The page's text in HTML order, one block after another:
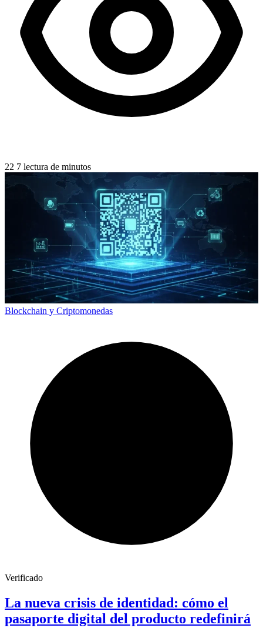
22 7 lectura de minutos
Blockchain y Criptomonedas
Verificado
La nueva crisis de identidad: cómo el
pasaporte digital del producto redefinirá